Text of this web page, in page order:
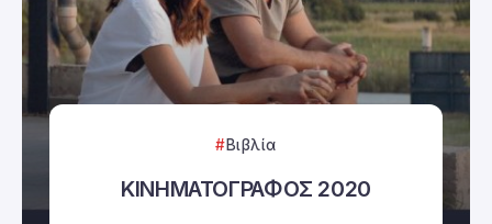
Βιβλία
ΚΙΝΗΜΑΤΟΓΡΑΦΟΣ 2020